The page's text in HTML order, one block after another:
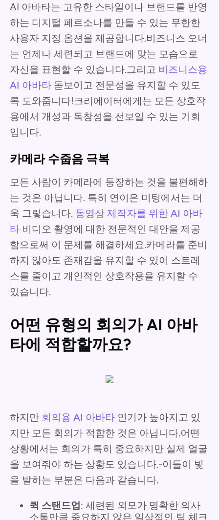
AI 아바타는 고유한 스타일이나 브랜드를 반영
하는 디지털 페르소나를 만들 수 있는 무한한
사용자 지정 옵션을 제공합니다.비즈니스 오너
는 언제나 세련되고 브랜드에 맞는 모습으로
자신을 표현할 수 있습니다.그리고 비즈니스용
AI 아바타 돋보이고 전문성을 유지할 수 있도
록 도와줍니다!크리에이터에게는 모든 상호작
용에서 개성과 독창성을 선보일 수 있는 기회
입니다.
카메라 수줍음 극복
모든 사람이 카메라에 등장하는 것을 불편해하
는 것은 아닙니다. 특히 연이은 미팅에서는 더
욱 그렇습니다. 동영상 제작자를 위한 AI 아바
타 비디오 촬영에 대한 전문적인 대안을 제공
함으로써 이 문제를 해결하세요.카메라를 준비
하지 않아도 존재감을 유지할 수 있어 스트레
스를 줄이고 개인적인 상호작용을 유지할 수
있습니다.
어떤 유형의 회의가 AI 아바
타에 적합할까요?
하지만 회의용 AI 아바타 인기가 높아지고 있
지만 모든 회의가 적합한 것은 아닙니다.어떤
상황에서는 회의가 특히 중요하지만 실제 얼굴
을 보여줘야 하는 상황도 있습니다.-이들이 빛
을 발하는 부분은 다음과 같습니다.
퀵 스탠드업: 세련된 외모가 명확한 의사
소통만큼 중요하지 않은 일상적인 팀 체크